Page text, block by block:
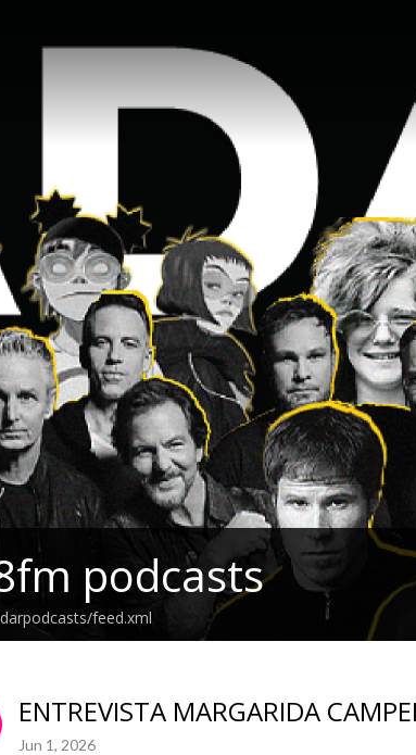
podcasts
feed.xml
ENTREVISTA MARGARIDA
Jun 1, 2026